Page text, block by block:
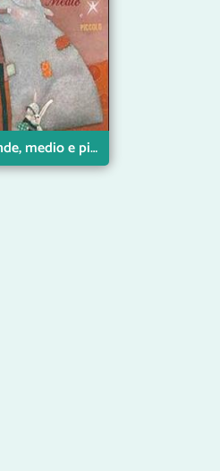
Grande, medio e piccolo